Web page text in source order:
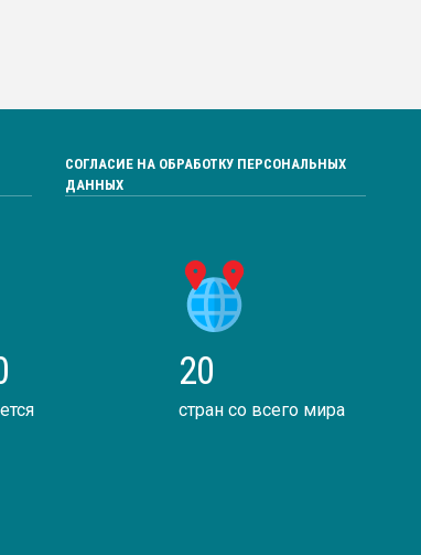
СОГЛАСИЕ НА ОБРАБОТКУ ПЕРСОНАЛЬНЫХ
ДАННЫХ
20
стран со всего мира